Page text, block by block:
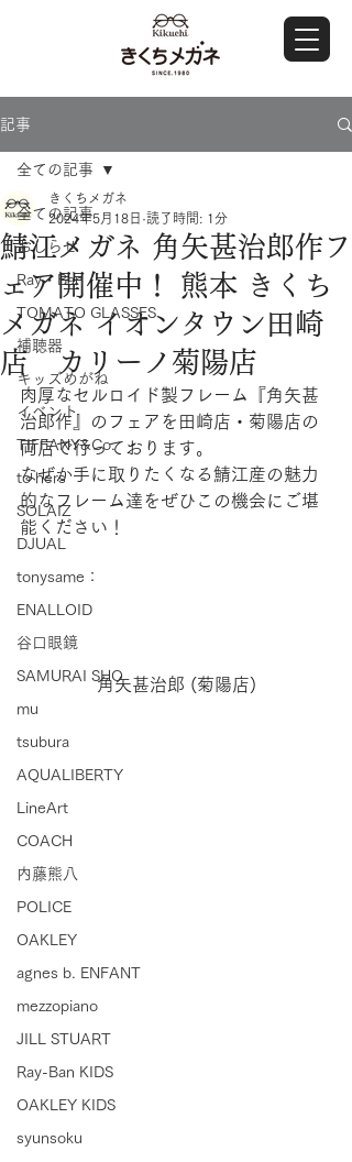
記事
全ての記事
おしらせ
Ray・Ban
TOMATO GLASSES
補聴器
キッズめがね
イベント
TIFFANY&Co.
to hers
SOLAIZ
DJUAL
tonysame：
ENALLOID
谷口眼鏡
SAMURAI SHO
mu
tsubura
AQUALIBERTY
LineArt
COACH
内藤熊八
POLICE
OAKLEY
agnes b. ENFANT
mezzopiano
JILL STUART
Ray-Ban KIDS
OAKLEY KIDS
syunsoku
全ての記事
鯖江メガネ 角矢甚治郎作フ
ェア開催中！ 熊本 きくち
メガネ イオンタウン田崎
店 カリーノ菊陽店
きくちメガネ
2024年5月18日 読了時間: 1分
肉厚なセルロイド製フレーム『角矢甚
治郎作』のフェアを田崎店・菊陽店の
両店で行っております。
なぜか手に取りたくなる鯖江産の魅力
的なフレーム達をぜひこの機会にご堪
能ください！
角矢甚治郎 (菊陽店)